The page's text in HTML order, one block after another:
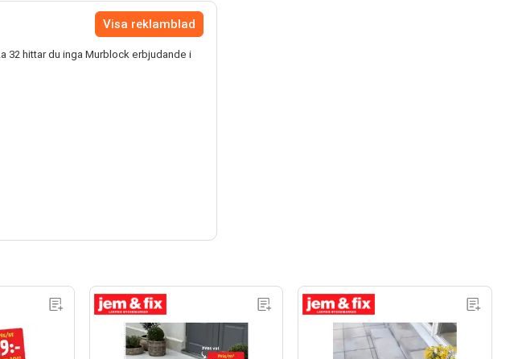
Visa reklamblad
32 hittar du inga Murblock erbjudande i